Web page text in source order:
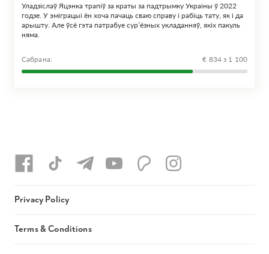
Уладзіслаў Яцэнка трапіў за краты за падтрымку Украіны ў 2022
годзе. У эміграцыі ён хоча пачаць сваю справу і рабіць тату, як і да
арышту. Але ўсё гэта патрабуе сур’ёзных укладанняў, якіх пакуль
няма.
Сабрана: € 834 з 1 100
Privacy Policy
Terms & Conditions